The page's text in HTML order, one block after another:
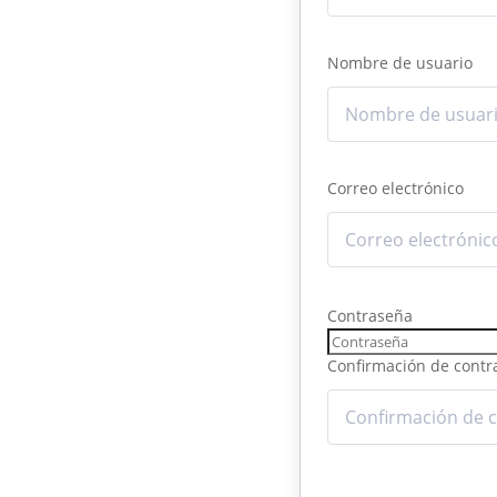
Nombre de usuario
Correo electrónico
Contraseña
Confirmación de